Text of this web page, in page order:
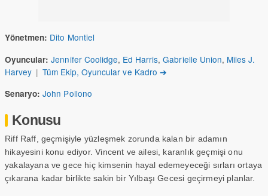
Yönetmen: Dito Montiel
Oyuncular: Jennifer Coolidge, Ed Harris,Gabrielle Union, Miles J.
Harvey | Tüm Ekip, Oyuncular ve Kadro ➔
Senaryo: John Pollono
Konusu
Riff Raff, geçmişiyle yüzleşmek zorunda kalan bir adamın
hikayesini konu ediyor. Vincent ve ailesi, karanlık geçmişi onu
yakalayana ve gece hiç kimsenin hayal edemeyeceği sırları ortaya
çıkarana kadar birlikte sakin bir Yılbaşı Gecesi geçirmeyi planlar.